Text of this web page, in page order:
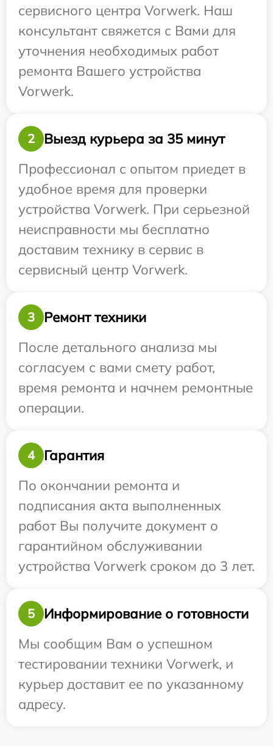
сервисного центра Vorwerk. Наш
консультант свяжется с Вами для
уточнения необходимых работ
ремонта Вашего устройства
Vorwerk.
2
Выезд курьера за 35 минут
Профессионал с опытом приедет в
удобное время для проверки
устройства Vorwerk. При серьезной
неисправности мы бесплатно
доставим технику в сервис в
сервисный центр Vorwerk.
3
Ремонт техники
После детального анализа мы
согласуем с вами смету работ,
время ремонта и начнем ремонтные
операции.
4
Гарантия
По окончании ремонта и
подписания акта выполненных
работ Вы получите документ о
гарантийном обслуживании
устройства Vorwerk сроком до 3 лет.
5
Информирование о готовности
Мы сообщим Вам о успешном
тестировании техники Vorwerk, и
курьер доставит ее по указанному
адресу.